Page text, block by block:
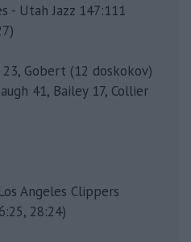
- Utah Jazz 147:111
Gobert (12 doskokov)
41, Bailey 17, Collier
Angeles Clippers
28:24)